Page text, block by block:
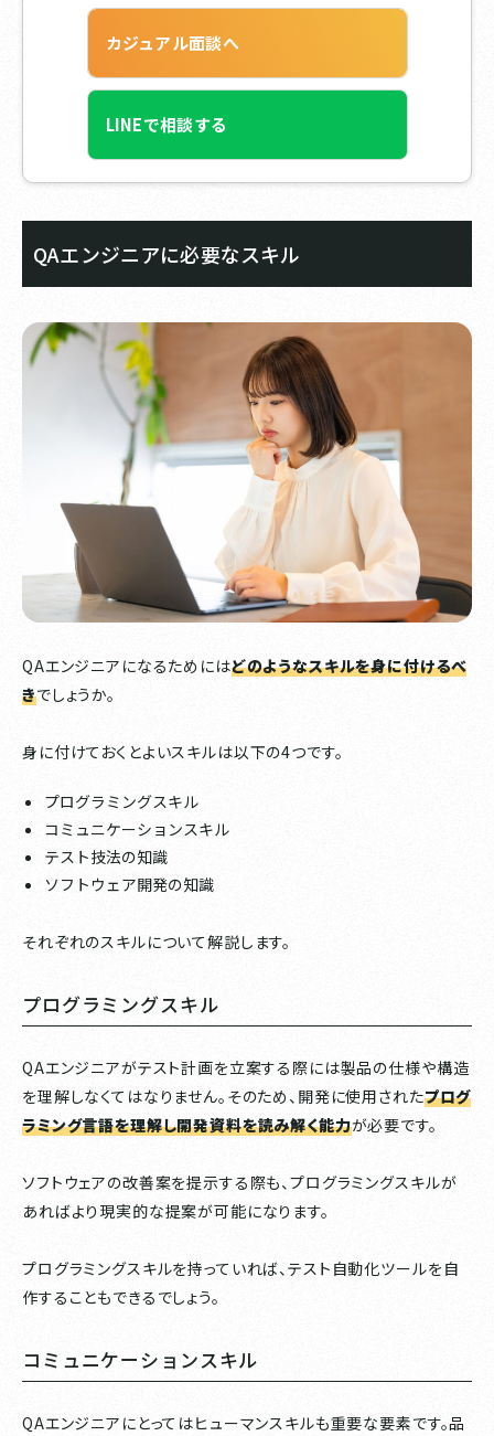
カジュアル面談へ
LINEで相談する
QAエンジニアに必要なスキル
QAエンジニアになるためにはどのようなスキルを身に付けるべ
きでしょうか。
身に付けておくとよいスキルは以下の4つです。
プログラミングスキル
コミュニケーションスキル
テスト技法の知識
ソフトウェア開発の知識
それぞれのスキルについて解説します。
プログラミングスキル
QAエンジニアがテスト計画を立案する際には製品の仕様や構造
を理解しなくてはなりません。そのため、開発に使用されたプログ
ラミング言語を理解し開発資料を読み解く能力が必要です。
ソフトウェアの改善案を提示する際も、プログラミングスキルが
あればより現実的な提案が可能になります。
プログラミングスキルを持っていれば、テスト自動化ツールを自
作することもできるでしょう。
コミュニケーションスキル
QAエンジニアにとってはヒューマンスキルも重要な要素です。品